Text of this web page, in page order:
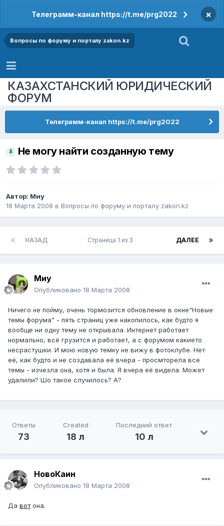
Телеграмм-канал https://t.me/prg2022 ×
Вопросы по форуму и порталу zakon.kz
КАЗАХСТАНСКИЙ ЮРИДИЧЕСКИЙ
ФОРУМ
Телеграмм-канал https://t.me/prg2022
Не могу найти созданную тему
Автор: Миу
18 Марта 2008 в Вопросы по форуму и порталу zakon.kz
НАЗАД ДАЛЕЕ
Страница 1 из 3
Миу
Опубликовано 18 Марта 2008
Ничего не пойму, очень тормозится обновление в окне"Новые
темы форума" - пять страниц уже накопилось, как будто я
вообще ни одну тему не открывала. Интернет работает
нормально, всё грузится и работает, а с форумом какието
несрастушки. И мою новую темку не вижу в фотоклубе. Нет
её, как будто и не создавала её вчера - просмторела все
темы - изчезла она, хотя и была. Я вчера её видела. Может
удалили? Шо такое случилось? А?
Ответы
73
Created
18 л
Последний ответ
10 л
НовоКаин
Опубликовано 18 Марта 2008
Да вотона.